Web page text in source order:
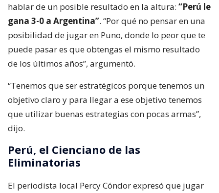
hablar de un posible resultado en la altura: “Perú le
gana 3-0 a Argentina”. “Por qué no pensar en una
posibilidad de jugar en Puno, donde lo peor que te
puede pasar es que obtengas el mismo resultado
de los últimos años”, argumentó.
“Tenemos que ser estratégicos porque tenemos un
objetivo claro y para llegar a ese objetivo tenemos
que utilizar buenas estrategias con pocas armas”,
dijo.
Perú, el Cienciano de las
Eliminatorias
El periodista local Percy Cóndor expresó que jugar